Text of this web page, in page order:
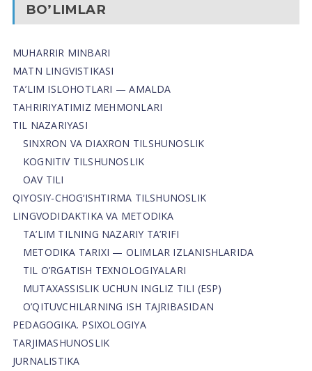
BO’LIMLAR
MUHARRIR MINBARI
MATN LINGVISTIKASI
TA’LIM ISLOHOTLARI — AMALDA
TAHRIRIYATIMIZ MEHMONLARI
TIL NAZARIYASI
SINXRON VA DIAXRON TILSHUNOSLIK
KOGNITIV TILSHUNOSLIK
OAV TILI
QIYOSIY-CHOG‘ISHTIRMA TILSHUNOSLIK
LINGVODIDAKTIKA VA METODIKA
TA’LIM TILNING NAZARIY TA’RIFI
METODIKA TARIXI — OLIMLAR IZLANISHLARIDA
TIL O’RGATISH TEXNOLOGIYALARI
MUTAXASSISLIK UCHUN INGLIZ TILI (ESP)
O’QITUVCHILARNING ISH TAJRIBASIDAN
PEDAGOGIKA. PSIXOLOGIYA
TARJIMASHUNOSLIK
JURNALISTIKA